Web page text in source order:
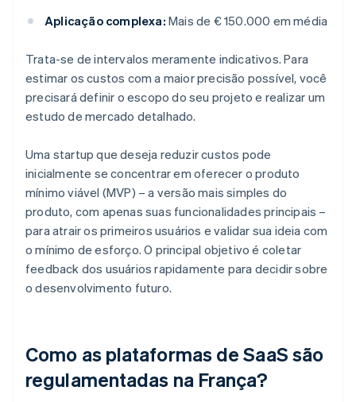
Aplicação complexa: Mais de € 150.000 em média
Trata-se de intervalos meramente indicativos. Para
estimar os custos com a maior precisão possível, você
precisará definir o escopo do seu projeto e realizar um
estudo de mercado detalhado.
Uma startup que deseja reduzir custos pode
inicialmente se concentrar em oferecer o produto
mínimo viável (MVP) – a versão mais simples do
produto, com apenas suas funcionalidades principais –
para atrair os primeiros usuários e validar sua ideia com
o mínimo de esforço. O principal objetivo é coletar
feedback dos usuários rapidamente para decidir sobre
o desenvolvimento futuro.
Como as plataformas de SaaS são
regulamentadas na França?